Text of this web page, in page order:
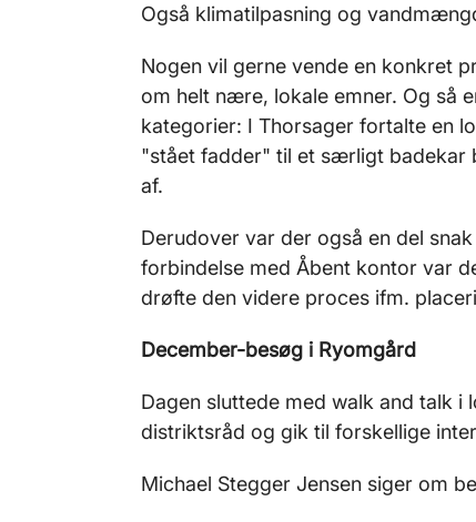
Også klimatilpasning og
Nogen vil gerne vende en konkret
om helt nære, lokale emner. Og så
kategorier: I Thorsager fortalte en
"stået fadder" til et særligt badekar
af.
Derudover var der også en del
forbindelse med Åbent kontor var
drøfte den videre proces ifm.
December-besøg i Ryomgård
Dagen sluttede med walk and talk
distriktsråd og gik til forskellige
Michael Stegger Jensen siger om